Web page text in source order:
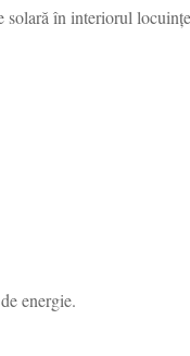
solară în interiorul
energie.